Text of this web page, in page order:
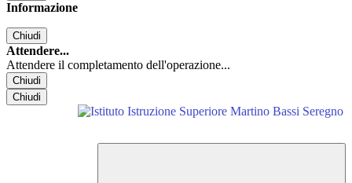
Informazione
Chiudi
Attendere...
Attendere il completamento dell'operazione...
Chiudi
Chiudi